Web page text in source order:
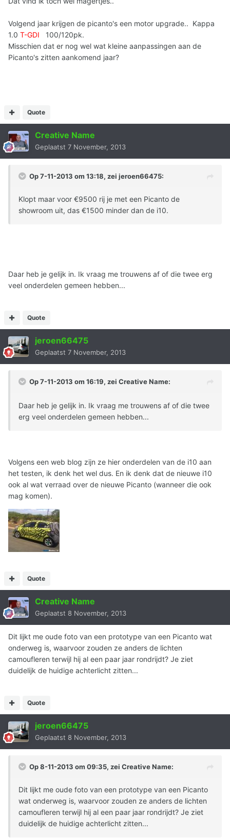
Volgend jaar krijgen de picanto's een motor upgrade.. Kappa
1.0 T-GDI 100/120pk.
Misschien dat er nog wel wat kleine aanpassingen aan de
Picanto's zitten aankomend jaar?
Quote
Creative Name
Geplaatst 7 November, 2013
Op 7-11-2013 om 13:18, zei jeroen66475:
Klopt maar voor €9500 rij je met een Picanto de
showroom uit, das €1500 minder dan de i10.
Daar heb je gelijk in. Ik vraag me trouwens af of die twee erg
veel onderdelen gemeen hebben...
Quote
jeroen66475
Geplaatst 7 November, 2013
Op 7-11-2013 om 16:19, zei Creative Name:
Daar heb je gelijk in. Ik vraag me trouwens af of die twee
erg veel onderdelen gemeen hebben...
Volgens een web blog zijn ze hier onderdelen van de i10 aan
het testen, ik denk het wel dus. En ik denk dat de nieuwe i10
ook al wat verraad over de nieuwe Picanto (wanneer die ook
mag komen).
Quote
Creative Name
Geplaatst 8 November, 2013
Dit lijkt me oude foto van een prototype van een Picanto wat
onderweg is, waarvoor zouden ze anders de lichten
camoufleren terwijl hij al een paar jaar rondrijdt? Je ziet
duidelijk de huidige achterlicht zitten...
Quote
jeroen66475
Geplaatst 8 November, 2013
Op 8-11-2013 om 09:35, zei Creative Name:
Dit lijkt me oude foto van een prototype van een Picanto
wat onderweg is, waarvoor zouden ze anders de lichten
camoufleren terwijl hij al een paar jaar rondrijdt? Je ziet
duidelijk de huidige achterlicht zitten...